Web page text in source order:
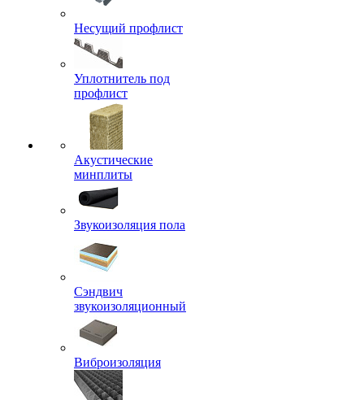
Несущий профлист
Уплотнитель под
профлист
Акустические
минплиты
Звукоизоляция пола
Сэндвич
звукоизоляционный
Виброизоляция